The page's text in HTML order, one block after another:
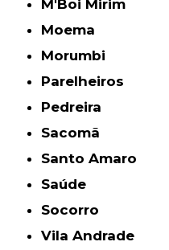
M'Boi Mirim
Moema
Morumbi
Parelheiros
Pedreira
Sacomã
Santo Amaro
Saúde
Socorro
Vila Andrade